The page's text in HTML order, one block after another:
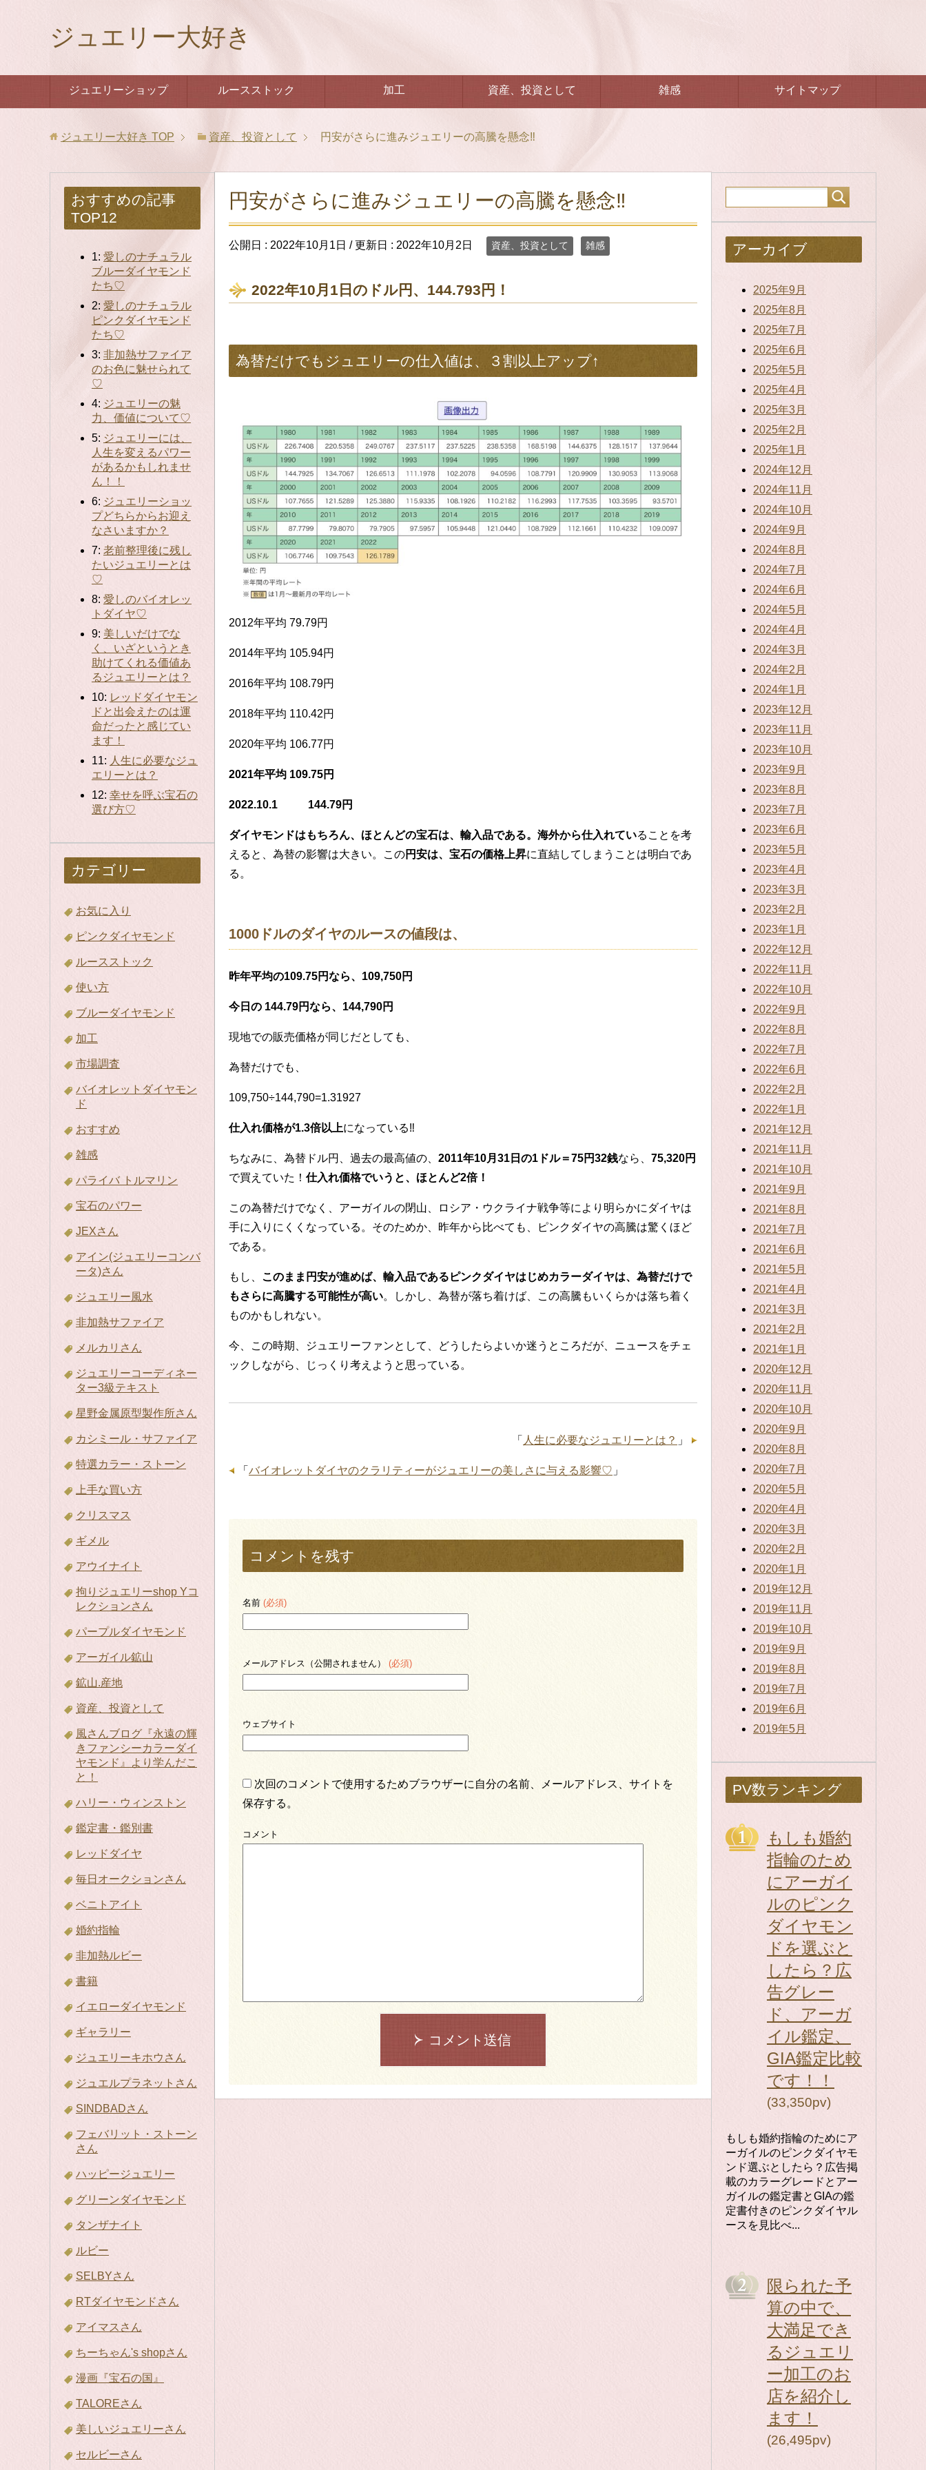
ジュエリー大好き
ジュエリーショップ ルースストック 加工 資産、投資として 雑感 サイトマップ
ジュエリー大好き TOP 資産、投資として 円安がさらに進みジュエリーの高騰を懸念‼️
おすすめの記事
TOP12
1: 愛しのナチュラル
ブルーダイヤモンド
たち♡
2: 愛しのナチュラル
ピンクダイヤモンド
たち♡
3: 非加熱サファイア
のお色に魅せられて
♡
4: ジュエリーの魅
力、価値について♡
5: ジュエリーには、
人生を変えるパワー
があるかもしれませ
ん！！
6: ジュエリーショッ
プどちらからお迎え
なさいますか？
7: 老前整理後に残し
たいジュエリーとは
♡
8: 愛しのバイオレッ
トダイヤ♡
9: 美しいだけでな
く、いざというとき
助けてくれる価値あ
るジュエリーとは？
10: レッドダイヤモン
ドと出会えたのは運
命だったと感じてい
ます！
11: 人生に必要なジュ
エリーとは？
12: 幸せを呼ぶ宝石の
選び方♡
カテゴリー
お気に入り
ピンクダイヤモンド
ルースストック
使い方
ブルーダイヤモンド
加工
市場調査
バイオレットダイヤモン
ド
おすすめ
雑感
パライバ トルマリン
宝石のパワー
JEXさん
アイン(ジュエリーコンバ
ータ)さん
ジュエリー風水
非加熱サファイア
メルカリさん
ジュエリーコーディネー
ター3級テキスト
星野金属原型製作所さん
カシミール・サファイア
特選カラー・ストーン
上手な買い方
クリスマス
ギメル
アウイナイト
拘りジュエリーshop Yコ
レクションさん
パープルダイヤモンド
アーガイル鉱山
鉱山.産地
資産、投資として
風さんブログ『永遠の輝
きファンシーカラーダイ
ヤモンド』より学んだこ
と！
ハリー・ウィンストン
鑑定書・鑑別書
レッドダイヤ
毎日オークションさん
ベニトアイト
婚約指輪
非加熱ルビー
書籍
イエローダイヤモンド
ギャラリー
ジュエリーキホウさん
ジュエルプラネットさん
SINDBADさん
フェバリット・ストーン
さん
ハッピージュエリー
グリーンダイヤモンド
タンザナイト
ルビー
SELBYさん
RTダイヤモンドさん
アイマスさん
ちーちゃん's shopさん
漫画『宝石の国』
TALOREさん
美しいジュエリーさん
セルビーさん
円安がさらに進みジュエリーの高騰を懸念‼️
公開日 : 2022年10月1日 / 更新日 : 2022年10月2日 資産、投資として 雑感
2022年10月1日のドル円、144.793円！
為替だけでもジュエリーの仕入値は、３割以上アップ↑
2012年平均 79.79円
2014年平均 105.94円
2016年平均 108.79円
2018年平均 110.42円
2020年平均 106.77円
2021年平均 109.75円
2022.10.1 144.79円
ダイヤモンドはもちろん、ほとんどの宝石は、輸入品である。海外から仕入れていることを考
えると、為替の影響は大きい。この円安は、宝石の価格上昇に直結してしまうことは明白であ
る。
1000ドルのダイヤのルースの値段は、
昨年平均の109.75円なら、109,750円
今日の 144.79円なら、144,790円
現地での販売価格が同じだとしても、
為替だけでも、
109,750÷144,790=1.31927
仕入れ価格が1.3倍以上になっている‼︎
ちなみに、為替ドル円、過去の最高値の、 2011年10月31日の1ドル＝75円32銭なら、 75,320円
で買えていた！ 仕入れ価格でいうと、ほとんど2倍！
この為替だけでなく、アーガイルの閉山、ロシア・ウクライナ戦争等により明らかにダイヤは
手に入りにくくなっている。そのためか、昨年から比べても、ピンクダイヤの高騰は驚くほど
である。
もし、 このまま円安が進めば、輸入品であるピンクダイヤはじめカラーダイヤは、為替だけで
もさらに高騰する可能性が高い。しかし、為替が落ち着けば、この高騰もいくらかは落ち着く
ものかもしれない。
今、この時期、ジュエリーファンとして、どうしたらよいか迷うところだが、ニュースをチェ
ックしながら、じっくり考えようと思っている。
「 人生に必要なジュエリーとは？ 」
「 バイオレットダイヤのクラリティーがジュエリーの美しさに与える影響♡ 」
コメントを残す
名前 (必須)
メールアドレス（公開されません） (必須)
ウェブサイト
次回のコメントで使用するためブラウザーに自分の名前、メールアドレス、サイトを
保存する。
コメント
コメント送信
アーカイブ
2025年9月
2025年8月
2025年7月
2025年6月
2025年5月
2025年4月
2025年3月
2025年2月
2025年1月
2024年12月
2024年11月
2024年10月
2024年9月
2024年8月
2024年7月
2024年6月
2024年5月
2024年4月
2024年3月
2024年2月
2024年1月
2023年12月
2023年11月
2023年10月
2023年9月
2023年8月
2023年7月
2023年6月
2023年5月
2023年4月
2023年3月
2023年2月
2023年1月
2022年12月
2022年11月
2022年10月
2022年9月
2022年8月
2022年7月
2022年6月
2022年2月
2022年1月
2021年12月
2021年11月
2021年10月
2021年9月
2021年8月
2021年7月
2021年6月
2021年5月
2021年4月
2021年3月
2021年2月
2021年1月
2020年12月
2020年11月
2020年10月
2020年9月
2020年8月
2020年7月
2020年5月
2020年4月
2020年3月
2020年2月
2020年1月
2019年12月
2019年11月
2019年10月
2019年9月
2019年8月
2019年7月
2019年6月
2019年5月
PV数ランキング
もしも婚約
指輪のため
にアーガイ
ルのピンク
ダイヤモン
ドを選ぶと
したら？広
告グレー
ド、アーガ
イル鑑定、
GIA鑑定比較
です！！
(33,350pv)
もしも婚約指輪のためにア
ーガイルのピンクダイヤモ
ンド選ぶとしたら？広告掲
載のカラーグレードとアー
ガイルの鑑定書とGIAの鑑
定書付きのピンクダイヤル
ースを見比べ...
限られた予
算の中で、
大満足でき
るジュエリ
ー加工のお
店を紹介し
ます！
(26,495pv)